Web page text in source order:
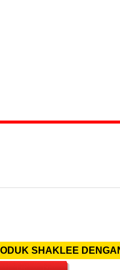
SHAKLEE